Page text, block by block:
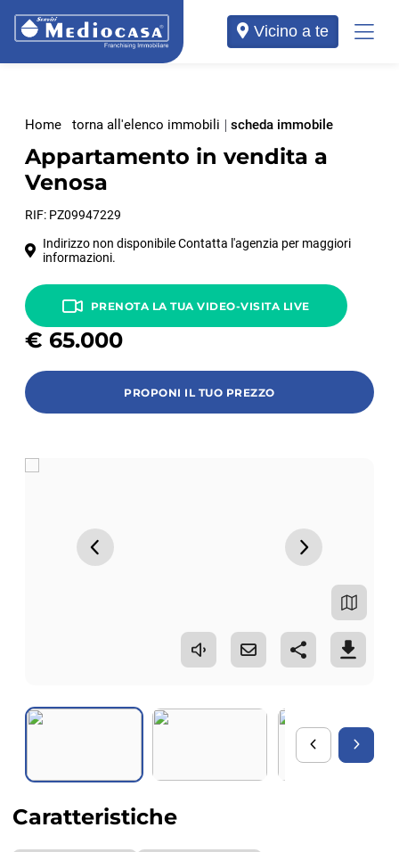
Vicino a te
Home torna all'elenco immobili scheda immobile
Appartamento in vendita a
Venosa
RIF: PZ09947229
Indirizzo non disponibile Contatta l'agenzia per maggiori
informazioni.
PRENOTA LA TUA VIDEO-VISITA LIVE
€ 65.000
PROPONI IL TUO PREZZO
Caratteristiche